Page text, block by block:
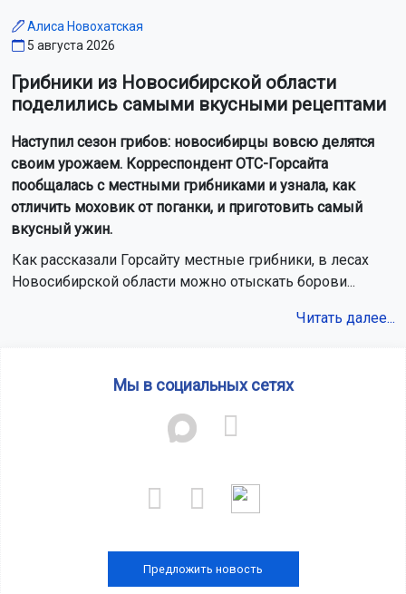
Алиса Новохатская
5 августа 2026
Грибники из Новосибирской области
поделились самыми вкусными рецептами
Наступил сезон грибов: новосибирцы вовсю делятся
своим урожаем. Корреспондент ОТС-Горсайта
пообщалась с местными грибниками и узнала, как
отличить моховик от поганки, и приготовить самый
вкусный ужин.
Как рассказали Горсайту местные грибники, в лесах
Новосибирской области можно отыскать борови...
Читать далее...
Мы в социальных сетях
Предложить новость